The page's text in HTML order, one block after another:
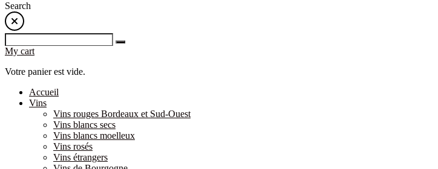
Search
My cart
Votre panier est vide.
Accueil
Vins
Vins rouges Bordeaux et Sud-Ouest
Vins blancs secs
Vins blancs moelleux
Vins rosés
Vins étrangers